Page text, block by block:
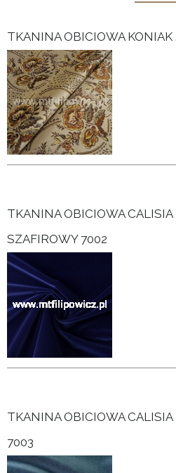
TKANINA OBICIOWA KONIAK
TKANINA OBICIOWA CALISIA
SZAFIROWY 7002
TKANINA OBICIOWA
7003